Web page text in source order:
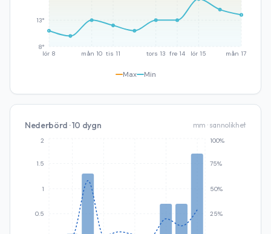
lör 8 mån 10 tis 11 tors 13 fre 14 lör 15 mån 17
8°
13°
Max Min
Nederbörd · 10 dygn mm · sannolikhet
0.5
1
1.5
2
25%
50%
75%
100%